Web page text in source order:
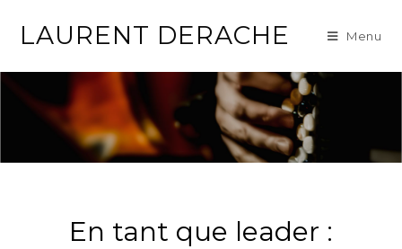
LAURENT DERACHE Menu
En tant que leader :